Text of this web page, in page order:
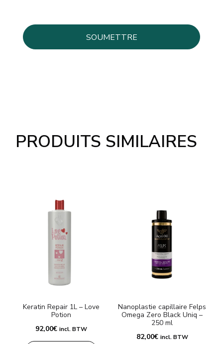
PRODUITS SIMILAIRES
Keratin Repair 1L – Love
Potion
92,00€ incl. BTW
Nanoplastie capillaire Felps
Omega Zero Black Uniq –
250 ml
82,00€ incl. BTW